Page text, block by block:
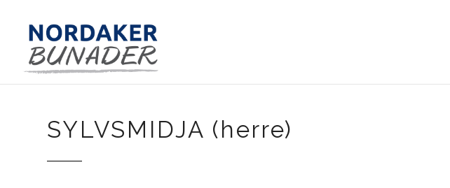
SYLVSMIDJA (herre)